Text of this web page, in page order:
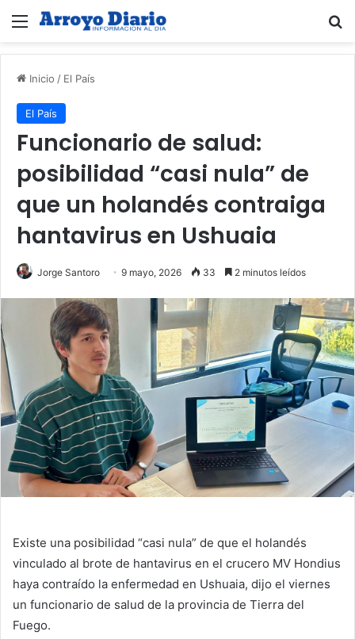
Menú
Inicio / El País
El País
Funcionario de salud:
posibilidad “casi nula” de
que un holandés contraiga
hantavirus en Ushuaia
Jorge Santoro 9 mayo, 2026 33 2 minutos leídos
Existe una posibilidad “casi nula” de que el holandés
vinculado al brote de hantavirus en el crucero MV Hondius
haya contraído la enfermedad en Ushuaia, dijo el viernes
un funcionario de salud de la provincia de Tierra del
Fuego.